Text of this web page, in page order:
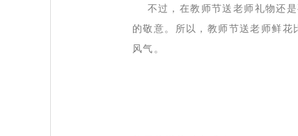
不过，在教师节送老师礼物还是
的敬意。所以，教师节送老师鲜
风气。